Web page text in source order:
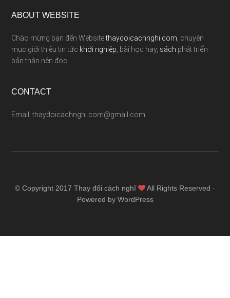
ABOUT WEBSITE
Chào mừng bạn đến Websitethaydoicachnghi.com , chuyên
mục giới thiệu tin tức khởi nghiệp , bài học hay, sách phát triển
bản thân nên đọc
CONTACT
Email: thaydoicachnghi.com@gmail.com
© Copyright 2017 Thay đổi cách nghĩ
All Rights Reserved ·
Powered by WordPress